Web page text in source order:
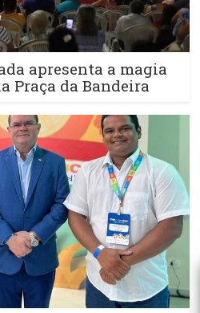
apresenta a magia
Praça da Bandeira